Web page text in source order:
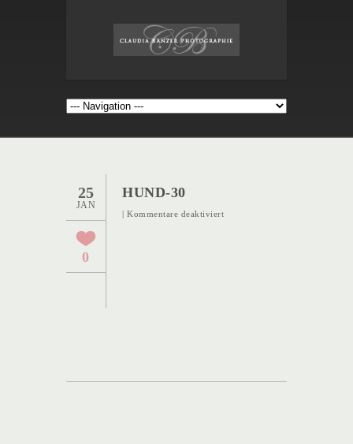
25
JAN
0
HUND-30
| Kommentare deaktiviertfür